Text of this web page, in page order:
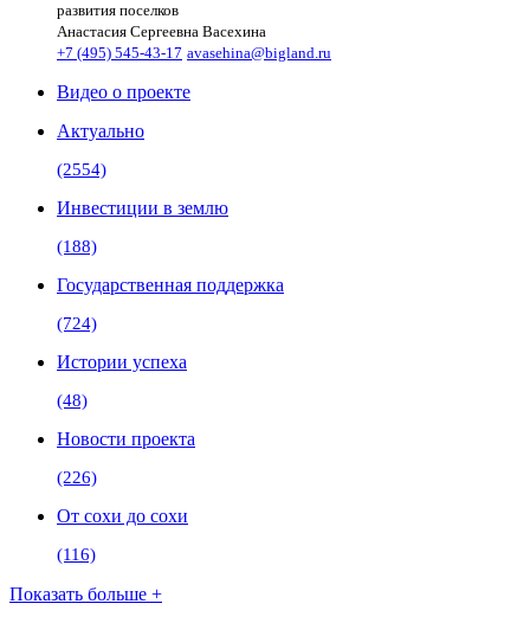
развития поселков
Анастасия Сергеевна Васехина
+7 (495) 545-43-17 avasehina@bigland.ru
Видео о проекте
Актуально
(2554)
Инвестиции в землю
(188)
Государственная поддержка
(724)
Истории успеха
(48)
Новости проекта
(226)
От сохи до сохи
(116)
Показать больше +